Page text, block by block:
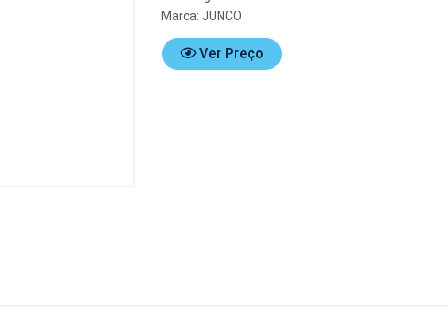
Marca: JUNCO
Ver Preço